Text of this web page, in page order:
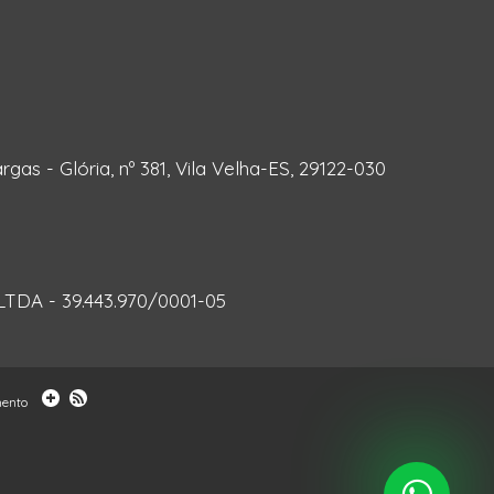
- Glória, nº 381, Vila Velha-ES, 29122-030
- 39.443.970/0001-05